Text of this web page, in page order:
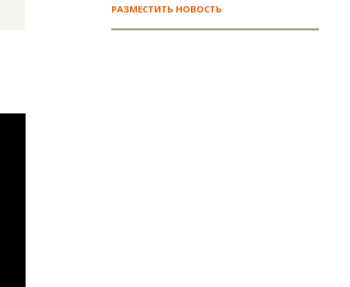
РАЗМЕСТИТЬ НОВОСТЬ